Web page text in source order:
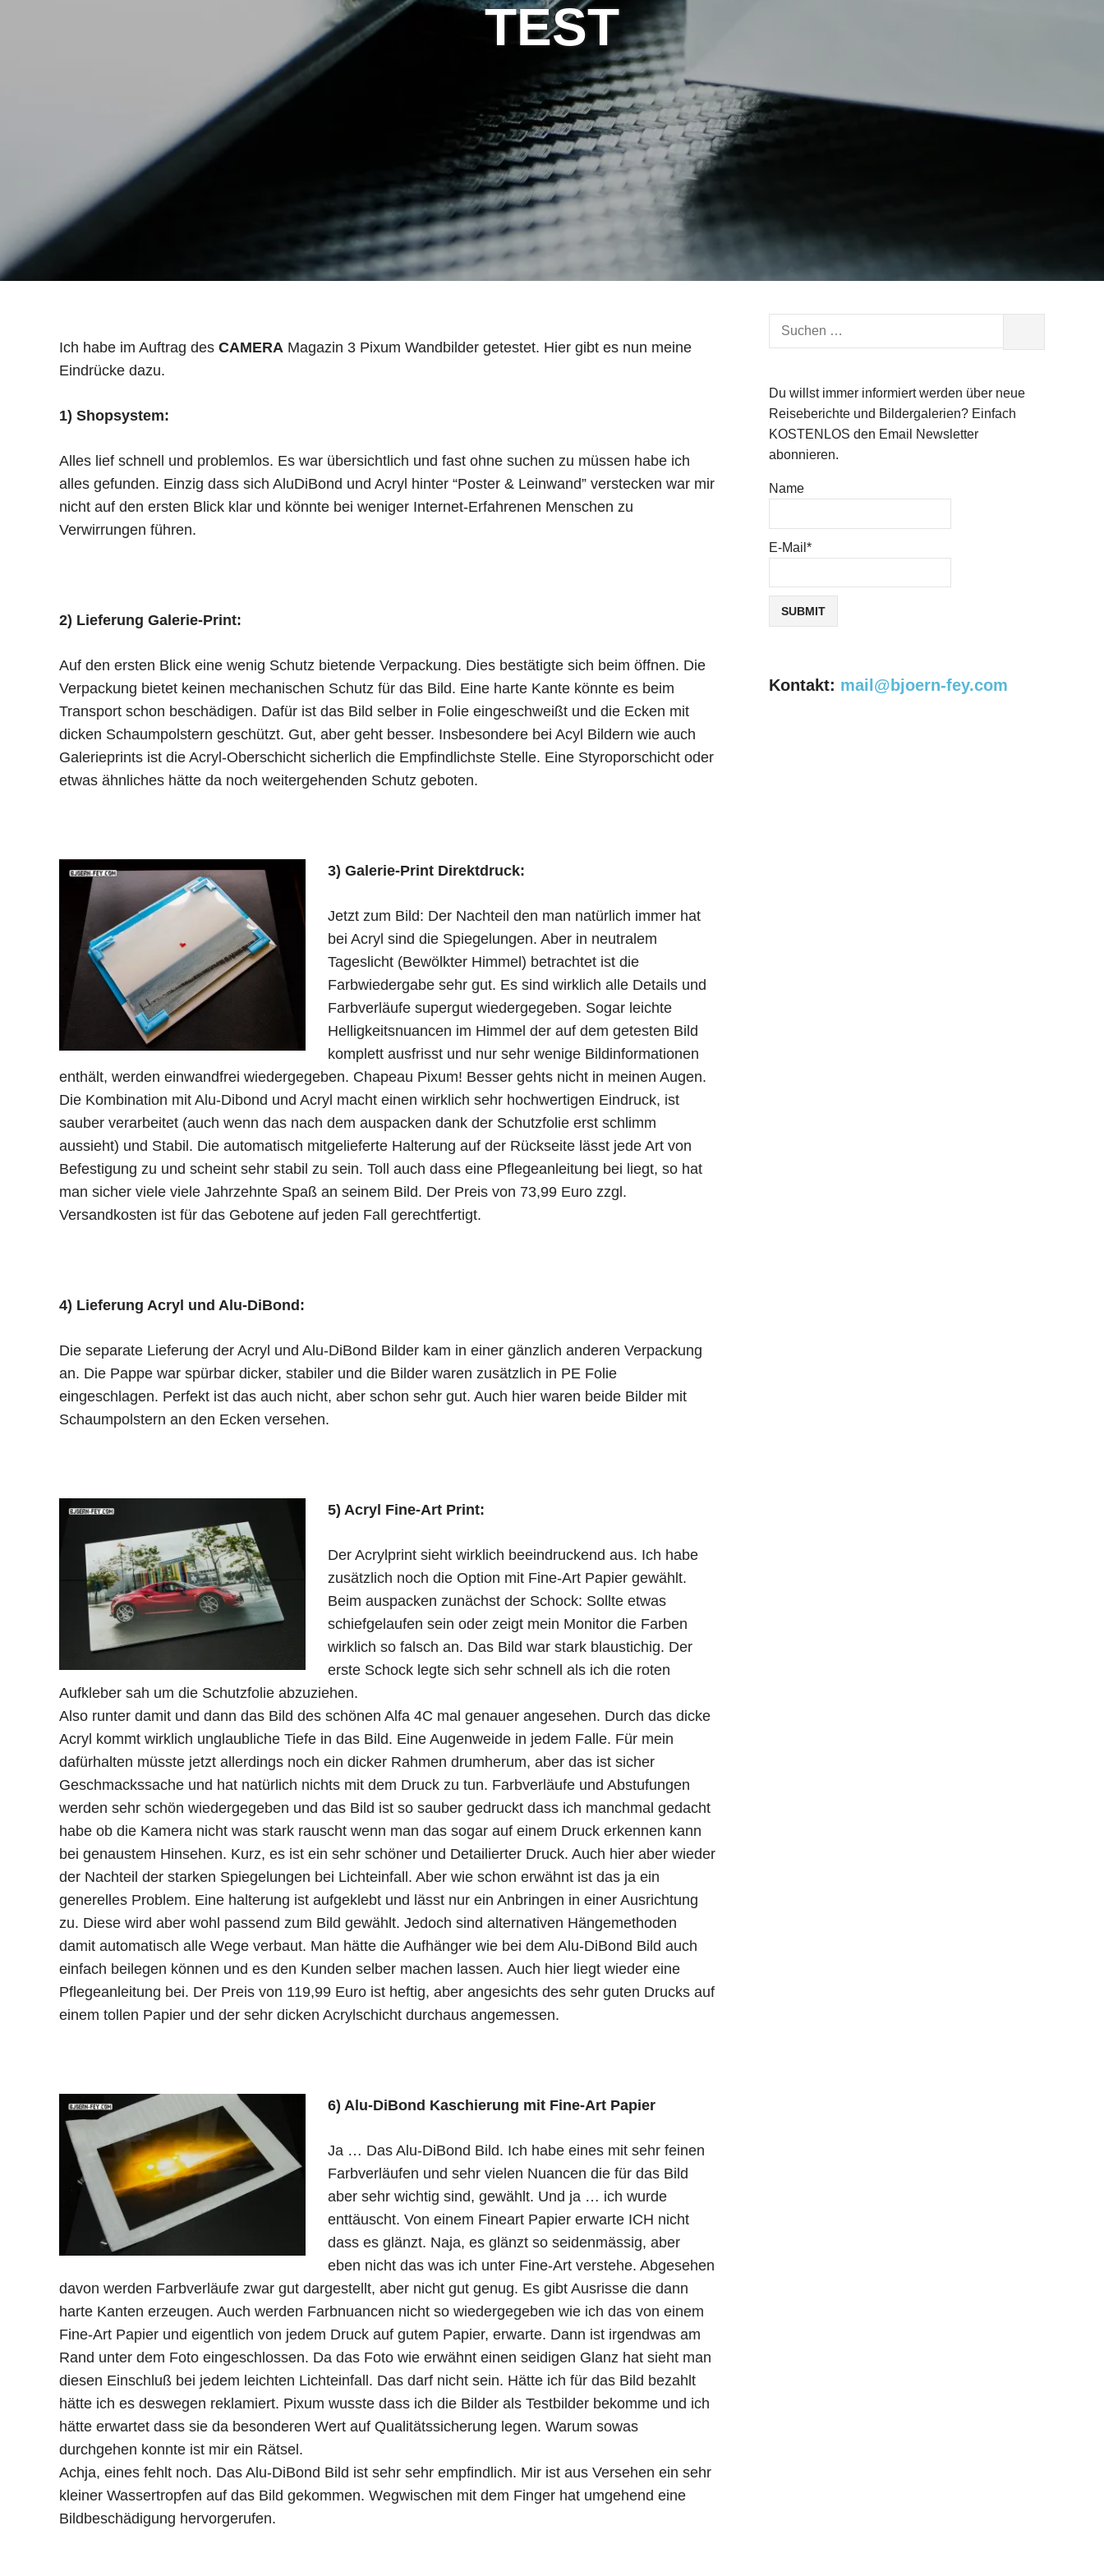
TEST
Ich habe im Auftrag des CAMERA Magazin 3 Pixum Wandbilder getestet. Hier gibt es nun meine
Eindrücke dazu.
1) Shopsystem:
Alles lief schnell und problemlos. Es war übersichtlich und fast ohne suchen zu müssen habe ich
alles gefunden. Einzig dass sich AluDiBond und Acryl hinter “Poster & Leinwand” verstecken war mir
nicht auf den ersten Blick klar und könnte bei weniger Internet-Erfahrenen Menschen zu
Verwirrungen führen.
2) Lieferung Galerie-Print:
Auf den ersten Blick eine wenig Schutz bietende Verpackung. Dies bestätigte sich beim öffnen. Die
Verpackung bietet keinen mechanischen Schutz für das Bild. Eine harte Kante könnte es beim
Transport schon beschädigen. Dafür ist das Bild selber in Folie eingeschweißt und die Ecken mit
dicken Schaumpolstern geschützt. Gut, aber geht besser. Insbesondere bei Acyl Bildern wie auch
Galerieprints ist die Acryl-Oberschicht sicherlich die Empfindlichste Stelle. Eine Styroporschicht oder
etwas ähnliches hätte da noch weitergehenden Schutz geboten.
3) Galerie-Print Direktdruck:
Jetzt zum Bild: Der Nachteil den man natürlich immer hat
bei Acryl sind die Spiegelungen. Aber in neutralem
Tageslicht (Bewölkter Himmel) betrachtet ist die
Farbwiedergabe sehr gut. Es sind wirklich alle Details und
Farbverläufe supergut wiedergegeben. Sogar leichte
Helligkeitsnuancen im Himmel der auf dem getesten Bild
komplett ausfrisst und nur sehr wenige Bildinformationen
enthält, werden einwandfrei wiedergegeben. Chapeau Pixum! Besser gehts nicht in meinen Augen.
Die Kombination mit Alu-Dibond und Acryl macht einen wirklich sehr hochwertigen Eindruck, ist
sauber verarbeitet (auch wenn das nach dem auspacken dank der Schutzfolie erst schlimm
aussieht) und Stabil. Die automatisch mitgelieferte Halterung auf der Rückseite lässt jede Art von
Befestigung zu und scheint sehr stabil zu sein. Toll auch dass eine Pflegeanleitung bei liegt, so hat
man sicher viele viele Jahrzehnte Spaß an seinem Bild. Der Preis von 73,99 Euro zzgl.
Versandkosten ist für das Gebotene auf jeden Fall gerechtfertigt.
4) Lieferung Acryl und Alu-DiBond:
Die separate Lieferung der Acryl und Alu-DiBond Bilder kam in einer gänzlich anderen Verpackung
an. Die Pappe war spürbar dicker, stabiler und die Bilder waren zusätzlich in PE Folie
eingeschlagen. Perfekt ist das auch nicht, aber schon sehr gut. Auch hier waren beide Bilder mit
Schaumpolstern an den Ecken versehen.
5) Acryl Fine-Art Print:
Der Acrylprint sieht wirklich beeindruckend aus. Ich habe
zusätzlich noch die Option mit Fine-Art Papier gewählt.
Beim auspacken zunächst der Schock: Sollte etwas
schiefgelaufen sein oder zeigt mein Monitor die Farben
wirklich so falsch an. Das Bild war stark blaustichig. Der
erste Schock legte sich sehr schnell als ich die roten
Aufkleber sah um die Schutzfolie abzuziehen.
Also runter damit und dann das Bild des schönen Alfa 4C mal genauer angesehen. Durch das dicke
Acryl kommt wirklich unglaubliche Tiefe in das Bild. Eine Augenweide in jedem Falle. Für mein
dafürhalten müsste jetzt allerdings noch ein dicker Rahmen drumherum, aber das ist sicher
Geschmackssache und hat natürlich nichts mit dem Druck zu tun. Farbverläufe und Abstufungen
werden sehr schön wiedergegeben und das Bild ist so sauber gedruckt dass ich manchmal gedacht
habe ob die Kamera nicht was stark rauscht wenn man das sogar auf einem Druck erkennen kann
bei genaustem Hinsehen. Kurz, es ist ein sehr schöner und Detailierter Druck. Auch hier aber wieder
der Nachteil der starken Spiegelungen bei Lichteinfall. Aber wie schon erwähnt ist das ja ein
generelles Problem. Eine halterung ist aufgeklebt und lässt nur ein Anbringen in einer Ausrichtung
zu. Diese wird aber wohl passend zum Bild gewählt. Jedoch sind alternativen Hängemethoden
damit automatisch alle Wege verbaut. Man hätte die Aufhänger wie bei dem Alu-DiBond Bild auch
einfach beilegen können und es den Kunden selber machen lassen. Auch hier liegt wieder eine
Pflegeanleitung bei. Der Preis von 119,99 Euro ist heftig, aber angesichts des sehr guten Drucks auf
einem tollen Papier und der sehr dicken Acrylschicht durchaus angemessen.
6) Alu-DiBond Kaschierung mit Fine-Art Papier
Ja … Das Alu-DiBond Bild. Ich habe eines mit sehr feinen
Farbverläufen und sehr vielen Nuancen die für das Bild
aber sehr wichtig sind, gewählt. Und ja … ich wurde
enttäuscht. Von einem Fineart Papier erwarte ICH nicht
dass es glänzt. Naja, es glänzt so seidenmässig, aber
eben nicht das was ich unter Fine-Art verstehe. Abgesehen
davon werden Farbverläufe zwar gut dargestellt, aber nicht gut genug. Es gibt Ausrisse die dann
harte Kanten erzeugen. Auch werden Farbnuancen nicht so wiedergegeben wie ich das von einem
Fine-Art Papier und eigentlich von jedem Druck auf gutem Papier, erwarte. Dann ist irgendwas am
Rand unter dem Foto eingeschlossen. Da das Foto wie erwähnt einen seidigen Glanz hat sieht man
diesen Einschluß bei jedem leichten Lichteinfall. Das darf nicht sein. Hätte ich für das Bild bezahlt
hätte ich es deswegen reklamiert. Pixum wusste dass ich die Bilder als Testbilder bekomme und ich
hätte erwartet dass sie da besonderen Wert auf Qualitätssicherung legen. Warum sowas
durchgehen konnte ist mir ein Rätsel.
Achja, eines fehlt noch. Das Alu-DiBond Bild ist sehr sehr empfindlich. Mir ist aus Versehen ein sehr
kleiner Wassertropfen auf das Bild gekommen. Wegwischen mit dem Finger hat umgehend eine
Bildbeschädigung hervorgerufen.
Suchen
Du willst immer informiert werden über neue
Reiseberichte und Bildergalerien? Einfach
KOSTENLOS den Email Newsletter
abonnieren.
Name
E-Mail*
Kontakt: mail@bjoern-fey.com